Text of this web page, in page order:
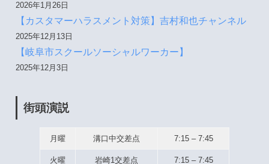
2026年1月26日
【カスタマーハラスメント対策】吉村和也チャンネル
2025年12月13日
【岐阜市スクールソーシャルワーカー】
2025年12月3日
街頭演説
月曜 溝口中交差点 7:15 – 7:45
火曜 岩崎1交差点 7:15 – 7:45